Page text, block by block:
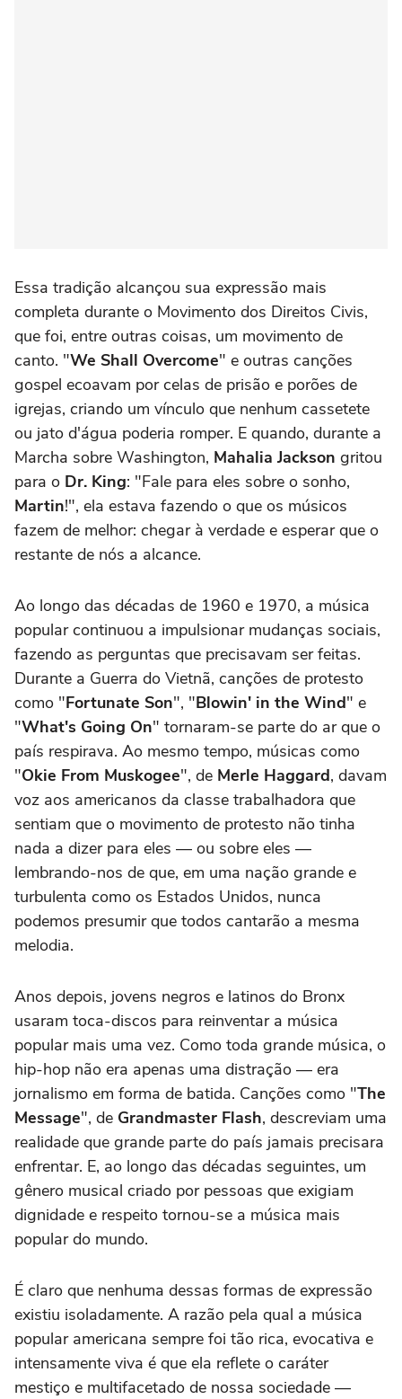
Essa tradição alcançou sua expressão mais
completa durante o Movimento dos Direitos Civis,
que foi, entre outras coisas, um movimento de
canto. "We Shall Overcome" e outras canções
gospel ecoavam por celas de prisão e porões de
igrejas, criando um vínculo que nenhum cassetete
ou jato d'água poderia romper. E quando, durante a
Marcha sobre Washington, Mahalia Jackson gritou
para o Dr. King: "Fale para eles sobre o sonho,
Martin!", ela estava fazendo o que os músicos
fazem de melhor: chegar à verdade e esperar que o
restante de nós a alcance.
Ao longo das décadas de 1960 e 1970, a música
popular continuou a impulsionar mudanças sociais,
fazendo as perguntas que precisavam ser feitas.
Durante a Guerra do Vietnã, canções de protesto
como "Fortunate Son", "Blowin' in the Wind" e
"What's Going On" tornaram-se parte do ar que o
país respirava. Ao mesmo tempo, músicas como
"Okie From Muskogee", de Merle Haggard, davam
voz aos americanos da classe trabalhadora que
sentiam que o movimento de protesto não tinha
nada a dizer para eles — ou sobre eles —
lembrando-nos de que, em uma nação grande e
turbulenta como os Estados Unidos, nunca
podemos presumir que todos cantarão a mesma
melodia.
Anos depois, jovens negros e latinos do Bronx
usaram toca-discos para reinventar a música
popular mais uma vez. Como toda grande música, o
hip-hop não era apenas uma distração — era
jornalismo em forma de batida. Canções como "The
Message", de Grandmaster Flash, descreviam uma
realidade que grande parte do país jamais precisara
enfrentar. E, ao longo das décadas seguintes, um
gênero musical criado por pessoas que exigiam
dignidade e respeito tornou-se a música mais
popular do mundo.
É claro que nenhuma dessas formas de expressão
existiu isoladamente. A razão pela qual a música
popular americana sempre foi tão rica, evocativa e
intensamente viva é que ela reflete o caráter
mestiço e multifacetado de nossa sociedade —